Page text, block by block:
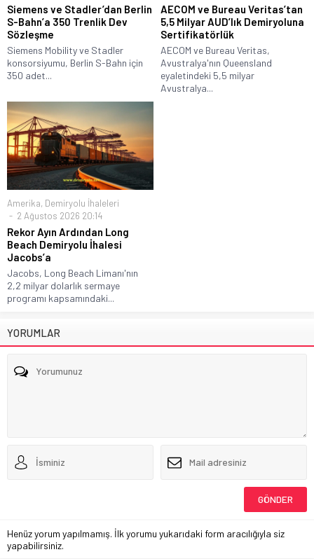
Siemens ve Stadler’dan Berlin
S-Bahn’a 350 Trenlik Dev
Sözleşme
Siemens Mobility ve Stadler
konsorsiyumu, Berlin S-Bahn için
350 adet...
AECOM ve Bureau Veritas’tan
5,5 Milyar AUD’lık Demiryoluna
Sertifikatörlük
AECOM ve Bureau Veritas,
Avustralya'nın Queensland
eyaletindeki 5,5 milyar
Avustralya...
Amerika, Demiryolu İhaleleri
2 Ağustos 2026 20:14
Rekor Ayın Ardından Long
Beach Demiryolu İhalesi
Jacobs’a
Jacobs, Long Beach Limanı'nın
2,2 milyar dolarlık sermaye
programı kapsamındaki...
YORUMLAR
Henüz yorum yapılmamış. İlk yorumu yukarıdaki form aracılığıyla siz
yapabilirsiniz.